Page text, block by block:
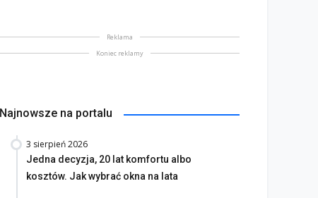
Reklama
Koniec reklamy
Najnowsze na portalu
3 sierpień 2026
Jedna decyzja, 20 lat komfortu albo
kosztów. Jak wybrać okna na lata